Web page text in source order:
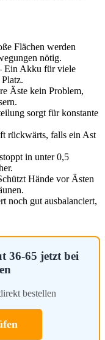
Flächen werden
nötig.
Ein Akku für viele
Äste kein Problem,
sorgt für konstante
rückwärts, falls ein Ast
in unter 0,5
Hände vor Ästen
noch gut ausbalanciert,
36-65 jetzt bei
bestellen